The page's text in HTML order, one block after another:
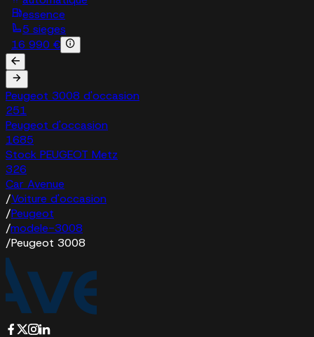
essence
5 sieges
16 990 €
Peugeot 3008 d'occasion
251
Peugeot d'occasion
1685
Stock PEUGEOT Metz
326
Car Avenue
/Voiture d'occasion
/Peugeot
/modele-3008
/Peugeot 3008